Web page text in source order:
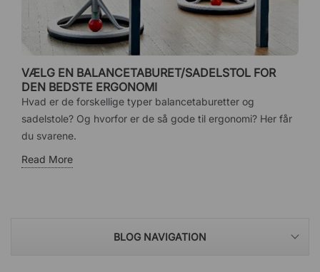
VÆLG EN BALANCETABURET/SADELSTOL FOR
DEN BEDSTE ERGONOMI
Hvad er de forskellige typer balancetaburetter og
sadelstole? Og hvorfor er de så gode til ergonomi? Her får
du svarene.
Read More
BLOG NAVIGATION